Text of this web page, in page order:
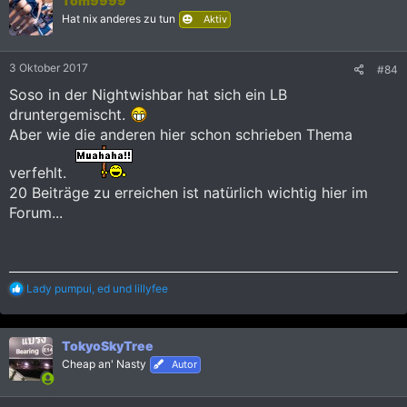
Hat nix anderes zu tun Aktiv
3 Oktober 2017 #84
Soso in der Nightwishbar hat sich ein LB
druntergemischt.
Aber wie die anderen hier schon schrieben Thema
verfehlt.
20 Beiträge zu erreichen ist natürlich wichtig hier im
Forum...
R
a
k
t
i
o
Lady pumpui, ed und lillyfee
TokyoSkyTree
Cheap an' Nasty Autor